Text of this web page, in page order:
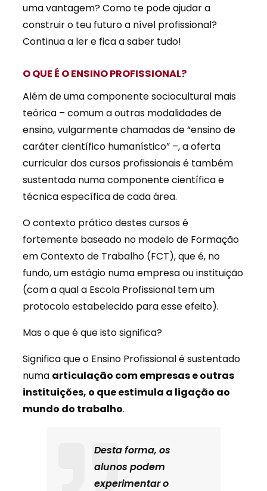
uma vantagem? Como te pode ajudar a
construir o teu futuro a nível profissional?
Continua a ler e fica a saber tudo!
O QUE É O ENSINO PROFISSIONAL?
Além de uma componente sociocultural mais
teórica – comum a outras modalidades de
ensino, vulgarmente chamadas de “ensino de
caráter científico humanístico” –, a oferta
curricular dos cursos profissionais é também
sustentada numa componente científica e
técnica específica de cada área.
O contexto prático destes cursos é
fortemente baseado no modelo de Formação
em Contexto de Trabalho (FCT), que é, no
fundo, um estágio numa empresa ou instituição
(com a qual a Escola Profissional tem um
protocolo estabelecido para esse efeito).
Mas o que é que isto significa?
Significa que o Ensino Profissional é sustentado
numa articulação com empresas e outras
instituições, o que estimula a ligação ao
mundo do trabalho.
Desta forma, os
alunos podem
experimentar o